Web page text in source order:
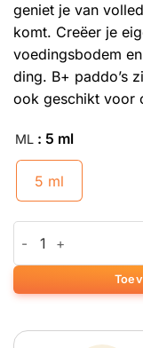
geniet je van
komt. Creëer je
voedingsbodem
ding. B+ paddo’s
ook geschikt voor
ML : 5 ml
5 ml